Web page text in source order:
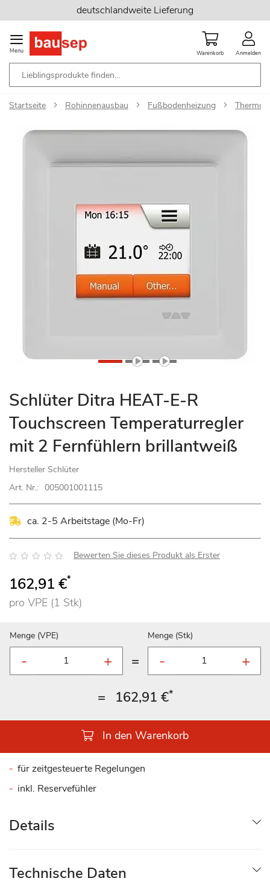
Inhalt
springen
deutschlandweite Lieferung
Menu Warenkorb Anmelden
Startseite Rohinnenausbau Fußbodenheizung
Ende
Bildgalerie
Zum
Anfang
der
springen
Schlüter Ditra HEAT-E-R
Touchscreen Temperaturregler
mit 2 Fernfühlern brillantweiß
Hersteller Schlüter
Art. Nr.: 005001001115
ca. 2-5 Arbeitstage (Mo-Fr)
Bewertung: Bewerten Sie dieses Produkt als Erster
162,91 €*
pro VPE (1 Stk)
Menge (VPE)
=
Menge (Stk)
= 162,91 €*
In den Warenkorb
für zeitgesteuerte Regelungen
inkl. Reservefühler
Details
Technische Daten